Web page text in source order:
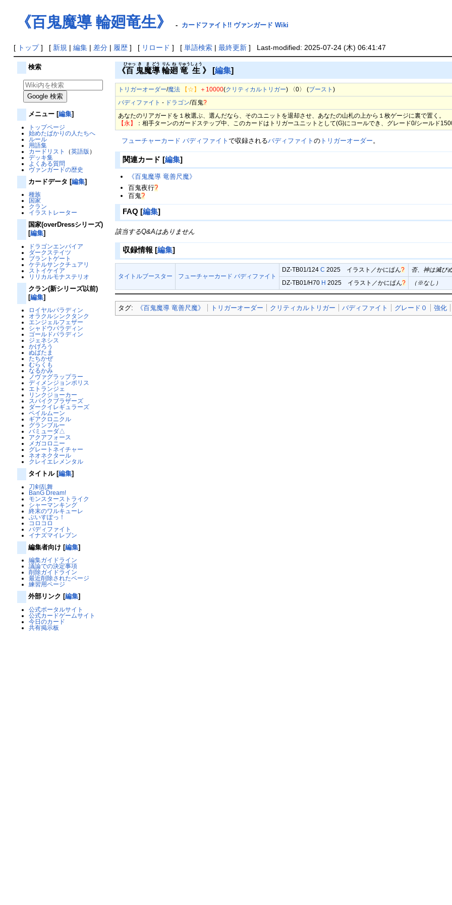
《百鬼魔導 輪廻竜生》 - カードファイト!! ヴァンガード Wiki
[ トップ] [ 新規 | 編集| 差分| 履歴] [ リロード ] [ 単語検索| 最終更新] Last-modified: 2025-07-24 (木) 06:41:47
検索
メニュー [編集]
トップページ
始めたばかりの人たちへ
ルール
用語集
カードリスト
（英語版 ）
デッキ集
よくある質問
ヴァンガードの歴史
カードデータ [編集]
種族
国家
クラン
イラストレーター
国家(overDressシリーズ)
[編集]
ドラゴンエンパイア
ダークステイツ
ブラントゲート
ケテルサンクチュアリ
ストイケイア
リリカルモナステリオ
クラン(新シリーズ以前)
[編集]
ロイヤルパラディン
オラクルシンクタンク
エンジェルフェザー
シャドウパラディン
ゴールドパラディン
ジェネシス
かげろう
ぬばたま
たちかぜ
むらくも
なるかみ
ノヴァグラップラー
ディメンジョンポリス
エトランジェ
リンクジョーカー
スパイクブラザーズ
ダークイレギュラーズ
ペイルムーン
ギアクロニクル
グランブルー
バミューダ△
アクアフォース
メガコロニー
グレートネイチャー
ネオネクタール
クレイエレメンタル
タイトル [編集]
刀剣乱舞
BanG Dream!
モンスターストライク
シャーマンキング
終末のワルキューレ
ぶいすぽっ！
コロコロ
バディファイト
イナズマイレブン
編集者向け [編集]
編集ガイドライン
議論での決定事項
削除ガイドライン
最近削除されたページ
練習用ページ
外部リンク [編集]
公式ポータルサイト
公式カードゲームサイト
今日のカード
共有掲示板
《百
ひゃっ
鬼
き
魔
ま
導
どう
輪
りん
廻
ね
竜
りゅう
生
しょう
》 [編集]
トリガーオーダー/魔法 【☆】 ＋10000(クリティカルトリガー) 〈0〉 (ブースト)
バディファイト - ドラゴン/百鬼?
あなたのリアガードを１枚選ぶ、選んだなら、そのユニットを退却させ、あなたの山札の上から１枚ゲージに裏で置く。
【永】
：相手ターンのガードステップ中、このカードはトリガーユニットとして(G)にコールでき、グレード0/シールド
フューチャーカード バディファイトで収録されるバディファイトの トリガーオーダー。
関連カード [編集]
《百鬼魔導 竜善尺魔》
百鬼夜行?
百鬼?
FAQ [編集]
該当するQ&Aはありません
収録情報 [編集]
タイトルブースター フューチャーカード バディファイト
DZ-TB01/124C 2025 イラスト／かにぱん?
否、神は滅びぬ
DZ-TB01/H70 H 2025 イラスト／かにぱん? （※なし）
タグ: 《百鬼魔導 竜善尺魔》 トリガーオーダー クリティカルトリガー バディファイト グレード０ 強化